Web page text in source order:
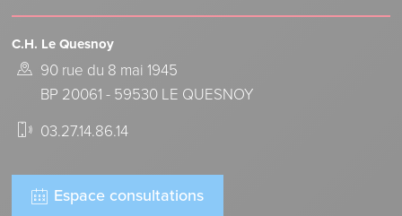
C.H. Le Quesnoy
90 rue du 8 mai 1945
BP 20061 - 59530 LE QUESNOY
03.27.14.86.14
Espace consultations